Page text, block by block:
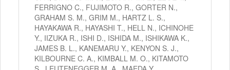
FERRIGNO C., FUJIMOTO R., GORTER N.,
GRAHAM S. M., GRIM M., HARTZ L. S.,
HAYAKAWA R., HAYASHI T., HELL N., ICHINOHE
Y., IIZUKA R., ISHI D., ISHIDA M., ISHIKAWA K.,
JAMES B. L., KANEMARU Y., KENYON S. J.,
KILBOURNE C. A., KIMBALL M. O., KITAMOTO